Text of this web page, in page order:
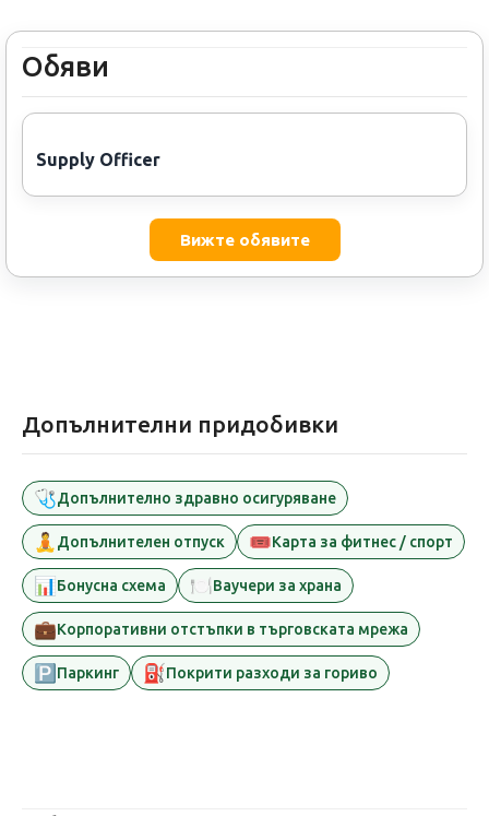
Обяви
Supply Officer
Вижте обявите
Допълнителни придобивки
🩺Допълнително здравно осигуряване
🧘Допълнителен отпуск 🎟️Карта за фитнес / спорт
📊Бонусна схема 🍽️Ваучери за храна
💼Корпоративни отстъпки в търговската мрежа
🅿️ Паркинг ⛽Покрити разходи за гориво